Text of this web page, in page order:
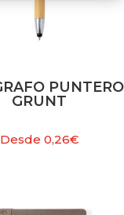
PUNTERO
GRUNT
Desde 0,26€